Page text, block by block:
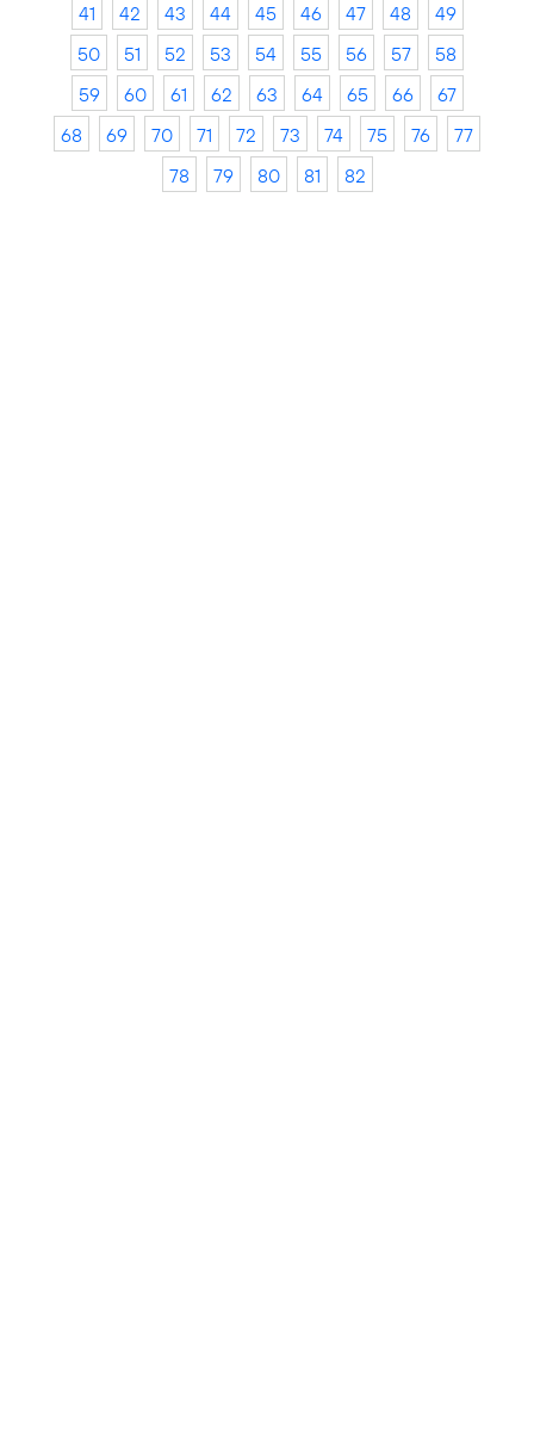
41
42 43 44 45 46 47 48
49
50
51 52 53 54 55 56 57
58
59
60 61 62 63 64 65 66
67
68
69 70 71 72 73 74 75 76
77
78
79 80 81 82